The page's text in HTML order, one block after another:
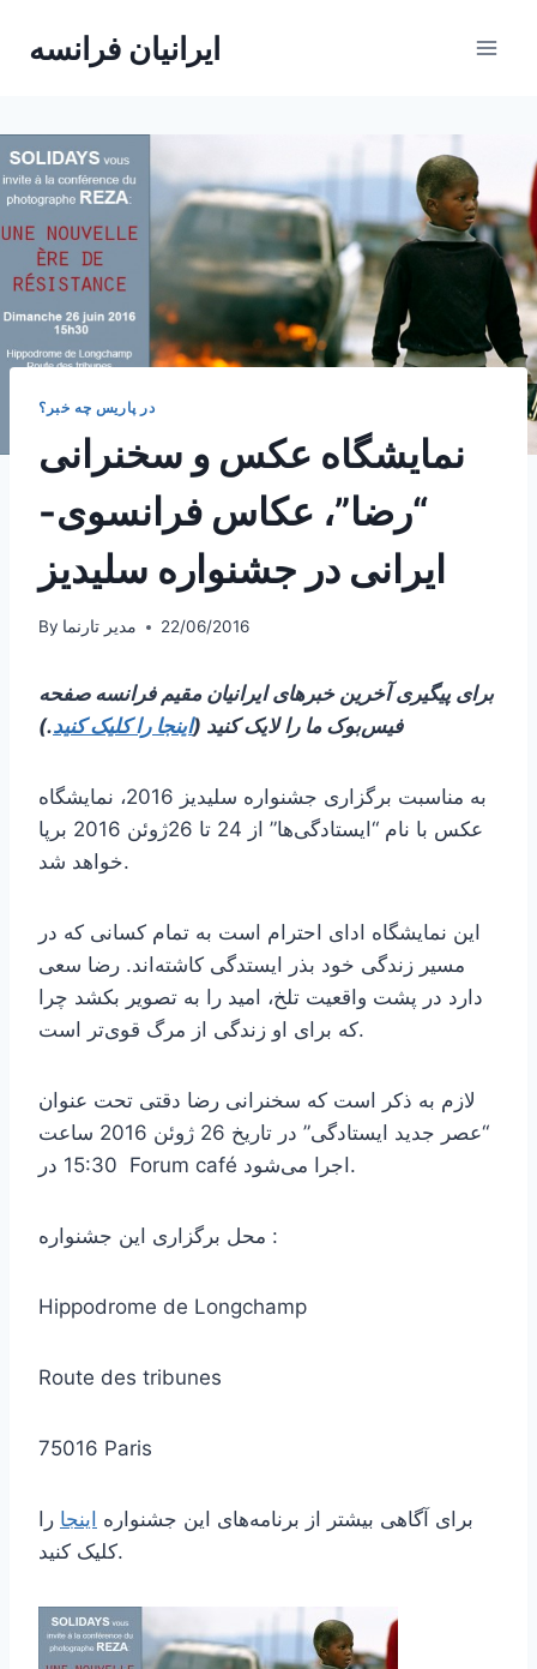
ایرانیان فرانسه
در پاریس چه خبر؟
نمایشگاه عکس و سخنرانی
“رضا”، عکاس فرانسوی-
ایرانی در جشنواره سلیدیز
By مدیر تارنما 22/06/2016
برای پیگیری آخرین خبرهای ایرانیان مقیم فرانسه صفحه
فیس‌بوک ما را لایک کنید (اینجا را کلیک کنید.)
به مناسبت برگزاری جشنواره سلیدیز 2016، نمایشگاه
عکس با نام “ایستادگی‌ها” از 24 تا 26ژوئن 2016 برپا
خواهد شد.
این نمایشگاه ادای احترام است به تمام کسانی که در
مسیر زندگی خود بذر ایستدگی کاشته‌اند. رضا سعی
دارد در پشت واقعیت تلخ، امید را به تصویر بکشد چرا
که برای او زندگی از مرگ قوی‌تر است.
لازم به ذکر است که سخنرانی رضا دقتی تحت عنوان
“عصر جدید ایستادگی” در تاریخ 26 ژوئن 2016 ساعت
15:30 در Forum café اجرا می‌شود.
محل برگزاری این جشنواره :
Hippodrome de Longchamp
Route des tribunes
75016 Paris
برای آگاهی بیشتر از برنامه‌های این جشنواره اینجا را
کلیک کنید.